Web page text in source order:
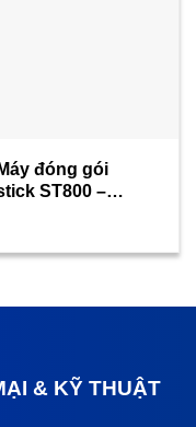
Máy đóng gói
ST800 –
& KỸ THUẬT